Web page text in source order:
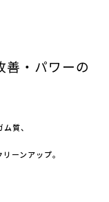
善・パワーの
質、
ーンアップ。